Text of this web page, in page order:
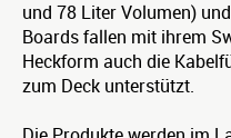
und 78 Liter Volumen)
Boards fallen mit ihrem
Heckform auch die
zum Deck unterstützt.